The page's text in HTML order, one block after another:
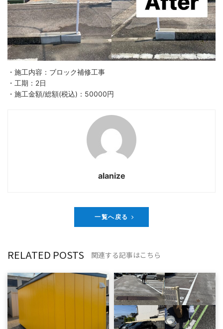
・施工内容：ブロック補修工事
・工期：2日
・施工金額/総額(税込)：50000円
alanize
一覧へ戻る
RELATED POSTS 関連する記事はこちら